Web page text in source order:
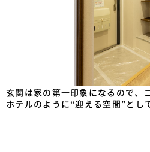
玄関は家の第一印象になるので、
ホテルのように“迎える空間”とし